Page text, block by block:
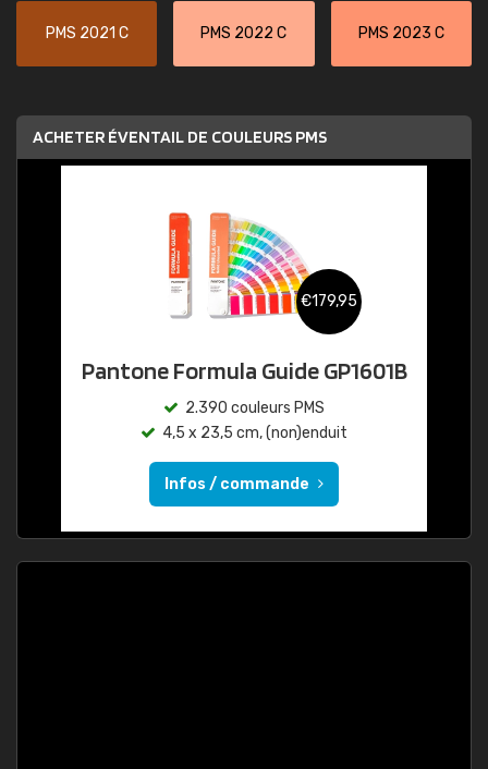
PMS 2021 C PMS 2022 C PMS 2023 C
ACHETER ÉVENTAIL DE COULEURS PMS
€179,95
Pantone Formula Guide GP1601B
2.390 couleurs PMS
4,5 x 23,5 cm, (non)enduit
Infos / commande